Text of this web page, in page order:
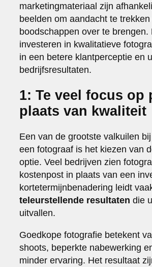
marketingmateriaal zijn
beelden om aandacht te trekken
boodschappen over te brengen.
investeren in kwalitatieve
in een betere klantperceptie en
bedrijfsresultaten.
1: Te veel focus op
plaats van kwaliteit
Een van de grootste valkuilen
een fotograaf is het kiezen van
optie. Veel bedrijven zien
kostenpost in plaats van een
kortetermijnbenadering leidt
teleurstellende resultaten die
uitvallen.
Goedkope fotografie betekent
shoots, beperkte nabewerking
minder ervaring. Het resultaat